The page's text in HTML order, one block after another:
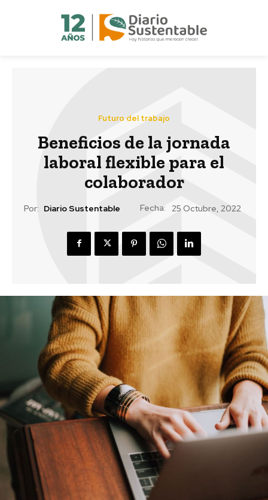
Futuro del trabajo
Beneficios de la jornada
laboral flexible para el
colaborador
Por: Diario Sustentable Fecha: 25 Octubre, 2022